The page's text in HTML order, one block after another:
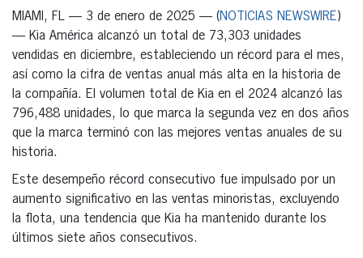
MIAMI, FL — 3 de enero de 2025 — (NOTICIAS NEWSWIRE)
— Kia América alcanzó un total de 73,303 unidades
vendidas en diciembre, estableciendo un récord para el mes,
así como la cifra de ventas anual más alta en la historia de
la compañía. El volumen total de Kia en el 2024 alcanzó las
796,488 unidades, lo que marca la segunda vez en dos años
que la marca terminó con las mejores ventas anuales de su
historia.
Este desempeño récord consecutivo fue impulsado por un
aumento significativo en las ventas minoristas, excluyendo
la flota, una tendencia que Kia ha mantenido durante los
últimos siete años consecutivos.